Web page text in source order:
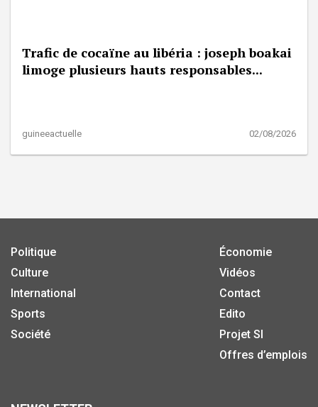
Trafic de cocaïne au libéria : joseph boakai
limoge plusieurs hauts responsables...
guineeactuelle 02/08/2026
Politique
Culture
International
Sports
Société
Économie
Vidéos
Contact
Edito
Projet SI
Offres d’emplois